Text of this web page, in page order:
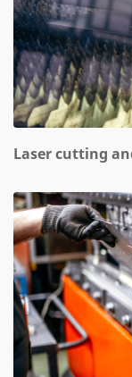
Laser cutting